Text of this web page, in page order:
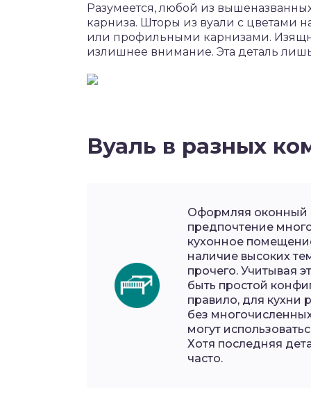
Разумеется, любой из
карниза. Шторы из вуали с цветами
или профильными карнизами.
излишнее внимание. Эта деталь
Вуаль в разных
Оформляя оконный
предпочтение
кухонное
наличие высоких
прочего. Учитывая
быть простой
правило, для кухни
без
могут
Хотя последняя
часто.